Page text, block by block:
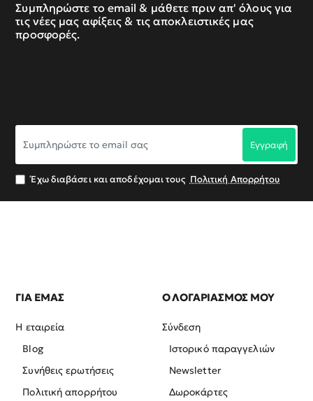
Συμπληρώστε το email & μάθετε πριν απ' όλους για
τις νέες μας αφίξεις & τις αποκλειστικές μας
προσφορές.
το
σας
Εγγραφή
Έχω διαβάσει και αποδέχομαι τους Πολιτική Απορρήτου
ΓΙΑ ΕΜΑΣ
Η εταιρεία
Blog
Συνήθεις ερωτήσεις
Πολιτική απορρήτου
Ο ΛΟΓΑΡΙΑΣΜΟΣ ΜΟΥ
Σύνδεση
Ιστορικό παραγγελιών
Newsletter
Δωροκάρτες